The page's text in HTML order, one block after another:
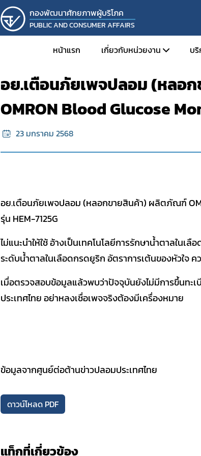
กองพัฒนาศักยภาพผู้บริโภค
PUBLIC AND CONSUMER AFFAIRS
หน้าแรก เกี่ยวกับหน่วยงาน
ประวัติความเป็นมา
วิสัยทัศน์ พันธกิจ และ
โครงการที่เกี่ยวข้อง
SOP
บริ
ข้อมูลผลิตภัณฑ์ผิดกฏหมาย
อย.เตือนภัยเพจปลอม (หลอ
OMRON Blood Glucose
23 มกราคม 2568
อย.เตือนภัยเพจปลอม (หลอกขายสินค้า) ผลิตภัณฑ์
รุ่น HEM-7125G
ไม่แนะนำให้ใช้ อ้างเป็นเทคโนโลยีการรักษาน้ำตาลในเลื
ระดับน้ำตาลในเลือดกรดยูริก อัตราการเต้นของหัวใจ
เมื่อตรวจสอบข้อมูลแล้วพบว่าปัจจุบันยังไม่มีการขึ้นทะ
ประเทศไทย อย่าหลงเชื่อเพจจริงต้องมีเครื่องหมาย
ข้อมูลจากศูนย์ต่อต้านข่าวปลอมประเทศไทย
ดาวน์โหลด PDF
แท็กที่เกี่ยวข้อง